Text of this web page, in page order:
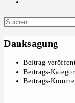
Danksagung
Beitrag
Beitrags-
Beitrags-